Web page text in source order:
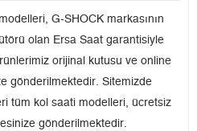
G-SHOCK markasının
olan Ersa Saat garantisiyle
orijinal kutusu ve online
gönderilmektedir. Sitemizde
tüm kol saati modelleri, ücretsiz
gönderilmektedir.